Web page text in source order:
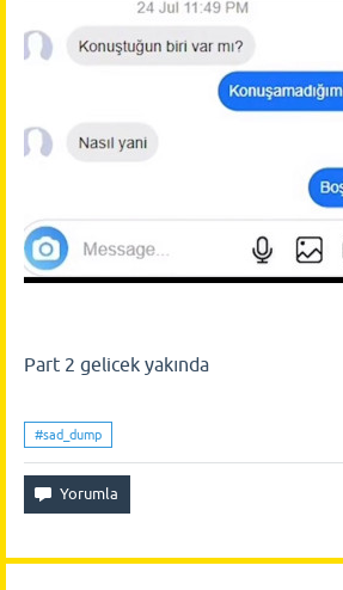
Part 2 gelicek yakında
#sad_dump